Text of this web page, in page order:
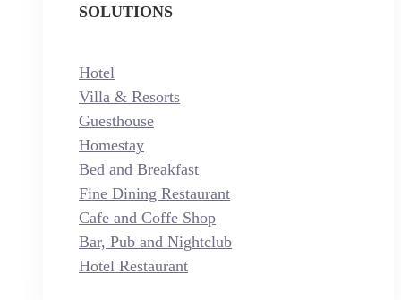
SOLUTIONS
Hotel
Villa & Resorts
Guesthouse
Homestay
Bed and Breakfast
Fine Dining Restaurant
Cafe and Coffe Shop
Bar, Pub and Nightclub
Hotel Restaurant